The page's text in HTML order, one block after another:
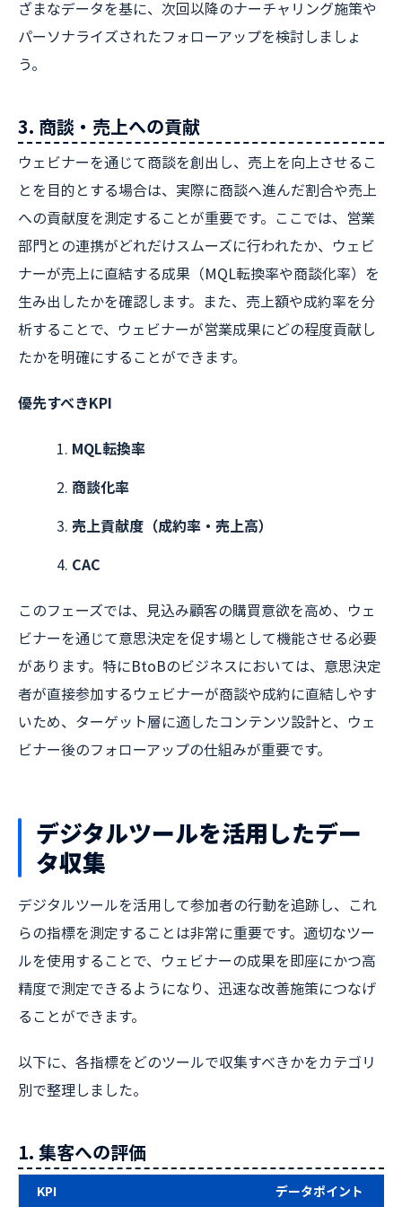
ざまなデータを基に、次回以降のナーチャリング施策や
パーソナライズされたフォローアップを検討しましょ
う。
3. 商談・売上への貢献
ウェビナーを通じて商談を創出し、売上を向上させるこ
とを目的とする場合は、実際に商談へ進んだ割合や売上
への貢献度を測定することが重要です。ここでは、営業
部門との連携がどれだけスムーズに行われたか、ウェビ
ナーが売上に直結する成果（MQL転換率や商談化率）を
生み出したかを確認します。また、売上額や成約率を分
析することで、ウェビナーが営業成果にどの程度貢献し
たかを明確にすることができます。
優先すべきKPI
MQL転換率
商談化率
売上貢献度（成約率・売上高）
CAC
このフェーズでは、見込み顧客の購買意欲を高め、ウェ
ビナーを通じて意思決定を促す場として機能させる必要
があります。特にBtoBのビジネスにおいては、意思決定
者が直接参加するウェビナーが商談や成約に直結しやす
いため、ターゲット層に適したコンテンツ設計と、ウェ
ビナー後のフォローアップの仕組みが重要です。
デジタルツールを活用したデー
タ収集
デジタルツールを活用して参加者の行動を追跡し、これ
らの指標を測定することは非常に重要です。適切なツー
ルを使用することで、ウェビナーの成果を即座にかつ高
精度で測定できるようになり、迅速な改善施策につなげ
ることができます。
以下に、各指標をどのツールで収集すべきかをカテゴリ
別で整理しました。
1. 集客への評価
KPI データポイント